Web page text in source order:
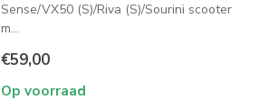
Sense/VX50 (S)/Riva (S)/Sourini scooter
m...
€59,00
Op voorraad